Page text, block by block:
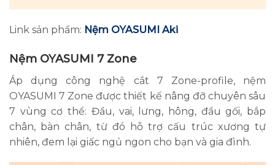
Link sản phẩm: Nệm OYASUMI Aki
Nệm OYASUMI 7 Zone
Áp dụng công nghệ cắt 7 Zone-profile, nệm
OYASUMI 7 Zone được thiết kế nâng đỡ chuyên sâu
7 vùng cơ thể: Đầu, vai, lưng, hông, đầu gối, bắp
chân, bàn chân, từ đó hỗ trợ cấu trúc xương tự
nhiên, đem lại giấc ngủ ngon cho bạn và gia đình.